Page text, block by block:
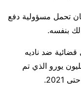
تحمل مسؤولية دفع
بنفسه.
قضائية ضد ناديه
ليطالبه بدفع كامل مبلغ الـ64.4 مليون يورو الذي تم